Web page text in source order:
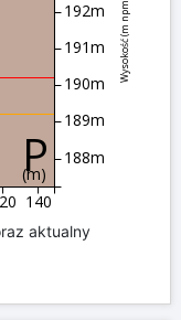
(m)
140
Wysokość (m npm)
188m
189m
190m
191m
192m
aktualny